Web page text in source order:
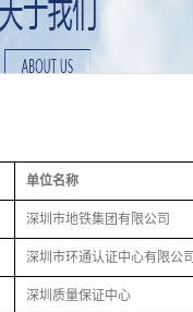
单位名称
深圳市地铁集团有限公司
深圳市环通认证中心有限公司
深圳质量保证中心